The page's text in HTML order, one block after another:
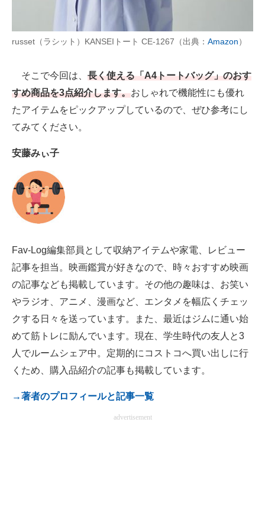
IT製品の技術・比較・事例
製造業のIT導入・活用を支援
エレクトロニクス専門サイト
電子設計の基本と応用
エネルギーの専門メディア
建設×テクノロジーの最前線
ちょっと気になるネットの話題
russet（ラシット）KANSEIトート CE-1267（出典： Amazon）
そこで今回は、 長く使える「A4トートバッグ」のおす
すめ商品を3点紹介します。おしゃれで機能性にも優れ
たアイテムをピックアップしているので、ぜひ参考にし
てみてください。
安藤みぃ子
Fav-Log編集部員として収納アイテムや家電、レビュー
記事を担当。映画鑑賞が好きなので、時々おすすめ映画
の記事なども掲載しています。その他の趣味は、お笑い
やラジオ、アニメ、漫画など、エンタメを幅広くチェッ
クする日々を送っています。また、最近はジムに通い始
めて筋トレに励んでいます。現在、学生時代の友人と3
人でルームシェア中。定期的にコストコへ買い出しに行
くため、購入品紹介の記事も掲載しています。
→著者のプロフィールと記事一覧
advertisement